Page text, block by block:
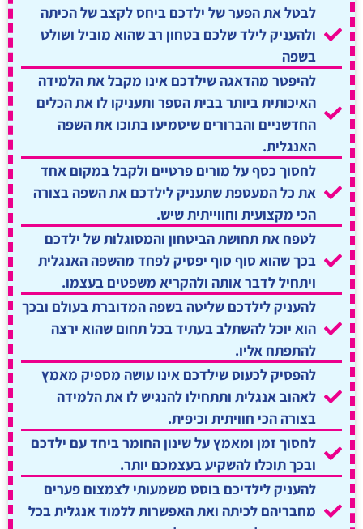
לבטל את הפער של ילדכם ביחס לקצב של הכיתה
ולהעניק לילד שלכם בטחון רב שהוא מוביל ושולט
בשפה
להיפטר מהדאגה שילדכם אינו מקבל את הלמידה
האיכותית ביותר בבית הספר ותעניקו לו את הכלים
החדשניים והברורים שיטמיעו בתוכו את השפה
האנגלית.
לחסוך כסף על מורים פרטיים ולקבל במקום אחד
את כל המעטפת שתעניק לילדכם את השפה בצורה
הכי מקצועית וחווייתית שיש.
לטפח את תחושת הביטחון והמסוגלות של ילדכם
בכך שהוא סוף סוף יפסיק לפחד מהשפה האנגלית
ויתחיל לדבר אותה ולהקריא משפטים בעצמו.
להעניק לילדכם שליטה בשפה המדוברת בעולם ובכך
הוא יוכל להשתלב בעתיד בכל תחום שהוא ירצה
להתפתח אליו.
להפסיק לכעוס שילדכם אינו עושה מספיק מאמץ
לאהוב אנגלית ותתחילו להנגיש לו את הלמידה
בצורה הכי חוויתית וכיפית.
לחסוך זמן ומאמץ על שינון החומר ביחד עם ילדכם
ובכך תוכלו להשקיע בעצמכם יותר.
להעניק לילדיכם בוסט משמעותי לצמצום פערים
מחבריהם לכיתה ואת האפשרות ללמוד אנגלית בכל